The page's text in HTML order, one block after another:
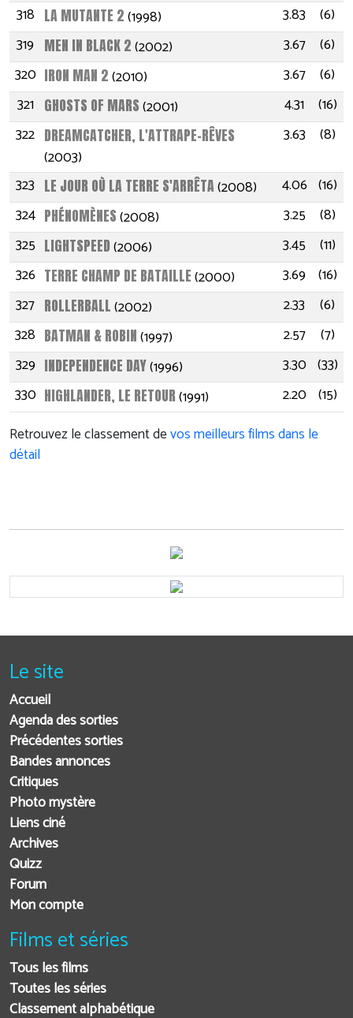
318 LA MUTANTE 2(1998) 3.83
(6)
319 MEN IN BLACK 2(2002) 3.67
(6)
320 IRON MAN 2(2010) 3.67
(6)
321 GHOSTS OF MARS(2001) 4.31
(16)
322 DREAMCATCHER, L'ATTRAPE-RÊVES
(2003)
3.63 (8)
323 LE JOUR OÙ LA TERRE S'ARRÊTA(2008) 4.06 (16)
324 PHÉNOMÈNES(2008) 3.25
(8)
325 LIGHTSPEED(2006) 3.45
(11)
326 TERRE CHAMP DE BATAILLE(2000) 3.69 (16)
327 ROLLERBALL(2002) 2.33
(6)
328 BATMAN & ROBIN(1997) 2.57
(7)
329 INDEPENDENCE DAY(1996) 3.30 (33)
330 HIGHLANDER, LE RETOUR(1991) 2.20 (15)
Retrouvez le classement devos meilleurs films dans le
détail
Le site
Accueil
Agenda des sorties
Précédentes sorties
Bandes annonces
Critiques
Photo mystère
Liens ciné
Archives
Quizz
Forum
Mon compte
Films et séries
Tous les films
Toutes les séries
Classement alphabétique